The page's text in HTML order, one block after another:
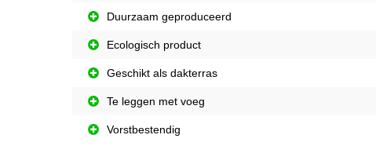
Duurzaam geproduceerd
Ecologisch product
Geschikt als dakterras
Te leggen met voeg
Vorstbestendig